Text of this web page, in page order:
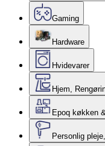
Gaming
Hardware
Hvidevarer
Hjem,
Epoq køkken
Personlig